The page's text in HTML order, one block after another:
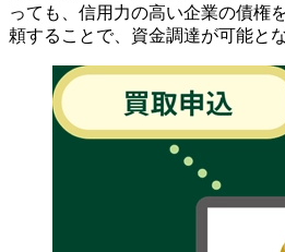
っても、信用力の高い企業の債権
頼することで、資金調達が可能と